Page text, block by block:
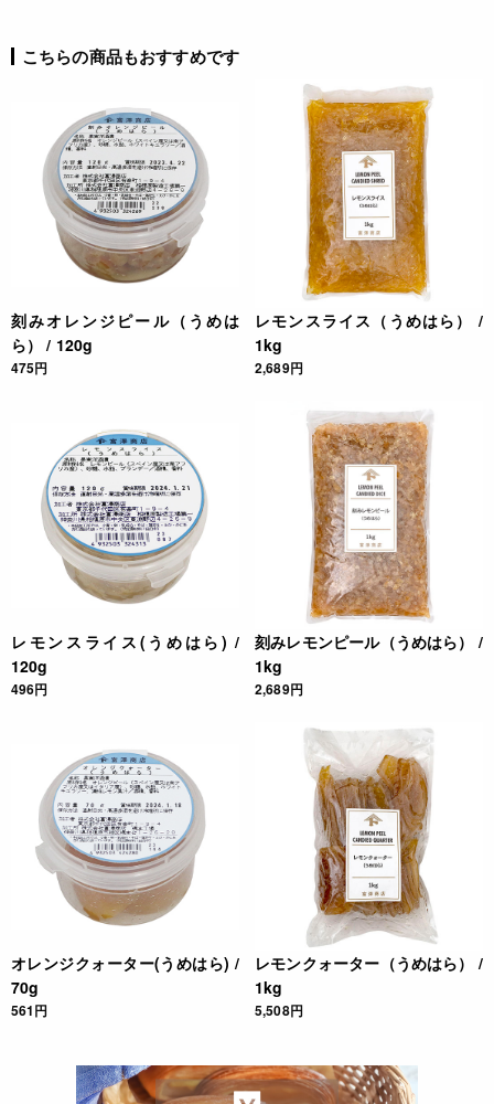
こちらの商品もおすすめです
刻みオレンジピール（うめは
ら） / 120g
475円
レモンスライス（うめはら） /
1kg
2,689円
レモンスライス(うめはら) /
120g
496円
刻みレモンピール（うめはら） /
1kg
2,689円
オレンジクォーター(うめはら) /
70g
561円
レモンクォーター（うめはら） /
1kg
5,508円